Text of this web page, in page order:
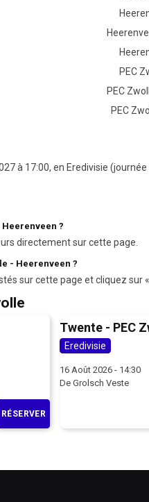
PEC
PEC
PEC
à 17:00, en Eredivisie (journée
?
directement sur cette page.
- Heerenveen ?
sur cette page et cliquez sur
RÉSERVER
Twente - PEC
Eredivisie
16 Août 2026 - 14:30
De Grolsch Veste